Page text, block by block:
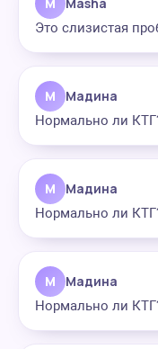
Это слизистая
М Мадина
Нормально ли
М Мадина
Нормально ли
М Мадина
Нормально ли